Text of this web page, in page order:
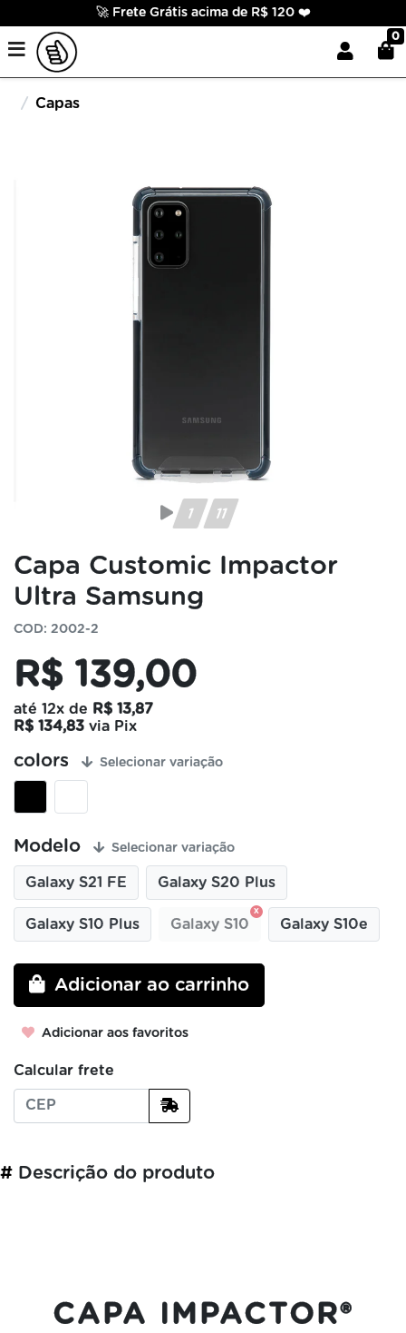
🚀 Frete Grátis acima de R$ 120 ❤️
0
Capas
Capa Customic Impactor
Ultra Samsung
COD: 2002-2
R$ 139,00
até 12x de
R$ 13,87
R$ 134,83 via Pix
colors Selecionar variação
Modelo Selecionar variação
Galaxy S21 FE Galaxy S20 Plus
Galaxy S10 Plus Galaxy S10 Galaxy S10e
Adicionar ao carrinho
Adicionar aos favoritos
Calcular frete
# Descrição do produto
CAPA IMPACTOR®